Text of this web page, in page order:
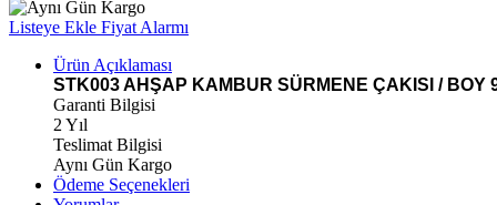
Listeye Ekle Fiyat Alarmı
Ürün Açıklaması
STK003 AHŞAP KAMBUR SÜRMENE ÇAKISI / BOY
Garanti Bilgisi
2 Yıl
Teslimat Bilgisi
Aynı Gün Kargo
Ödeme Seçenekleri